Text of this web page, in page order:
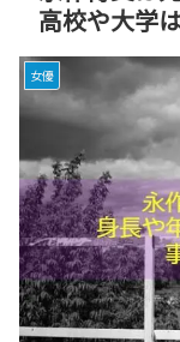
高校や大学
女優